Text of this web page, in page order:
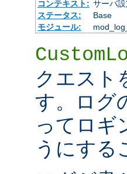
コンテキスト: サーバ
ステータス:
Base
モジュール:
クエスト
す。ログ
ってロギ
うにする